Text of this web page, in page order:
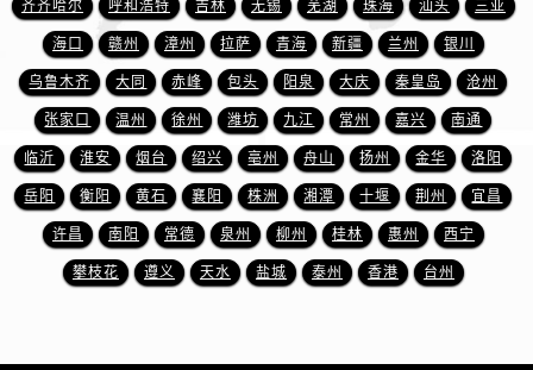
福建省莆田市城厢区霞林街道荔华东大道爱彼售后服务中心（需提前预约）
福建省三明市三元区东乾二路爱彼售后服务中心（需提前预约）
福建省漳州市龙文区步港路爱彼售后服务中心（需提前预约）
江苏省常州市新北区龙锦路1590号现代传媒中心5号楼10层1008室爱彼售后服务中心（需提前预约）
江苏省淮安市清江浦区淮海北路爱彼售后服务中心（需提前预约）
江苏省连云港市海州区通灌北路爱彼售后服务中心（需提前预约）
江苏省南京市秦淮区中山南路1号南京中心22层22-C1-C3室爱彼售后服务中心（需提前预约）
江苏省宿迁市宿城区西湖路爱彼售后服务中心（需提前预约）
齐齐哈尔 呼和浩特 吉林 无锡 芜湖 珠海 汕头 三亚
海口 赣州 漳州 拉萨 青海 新疆 兰州 银川
乌鲁木齐 大同 赤峰 包头 阳泉 大庆 秦皇岛 沧州
张家口 温州 徐州 潍坊 九江 常州 嘉兴 南通
临沂 淮安 烟台 绍兴 亳州 舟山 扬州 金华 洛阳
岳阳 衡阳 黄石 襄阳 株洲 湘潭 十堰 荆州 宜昌
许昌 南阳 常德 泉州 柳州 桂林 惠州 西宁
攀枝花 遵义 天水 盐城 泰州 香港 台州